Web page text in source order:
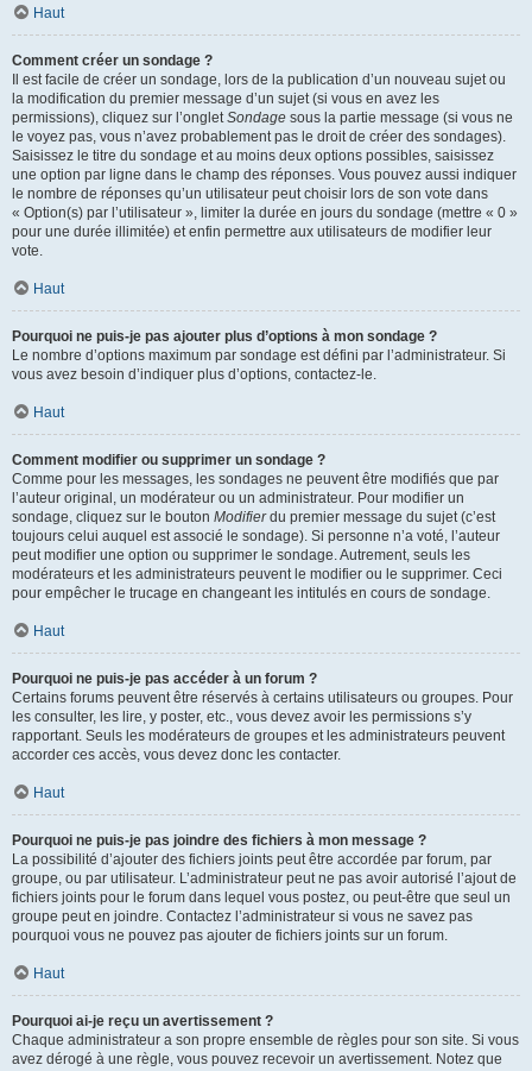
Haut
Comment créer un sondage ?
Il est facile de créer un sondage, lors de la publication d’un nouveau sujet ou
la modification du premier message d’un sujet (si vous en avez les
permissions), cliquez sur l’ongletSondage sous la partie message (si vous ne
le voyez pas, vous n’avez probablement pas le droit de créer des sondages).
Saisissez le titre du sondage et au moins deux options possibles, saisissez
une option par ligne dans le champ des réponses. Vous pouvez aussi indiquer
le nombre de réponses qu’un utilisateur peut choisir lors de son vote dans
« Option(s) par l’utilisateur », limiter la durée en jours du sondage (mettre « 0 »
pour une durée illimitée) et enfin permettre aux utilisateurs de modifier leur
vote.
Haut
Pourquoi ne puis-je pas ajouter plus d’options à mon sondage ?
Le nombre d’options maximum par sondage est défini par l’administrateur. Si
vous avez besoin d’indiquer plus d’options, contactez-le.
Haut
Comment modifier ou supprimer un sondage ?
Comme pour les messages, les sondages ne peuvent être modifiés que par
l’auteur original, un modérateur ou un administrateur. Pour modifier un
sondage, cliquez sur le bouton Modifierdu premier message du sujet (c’est
toujours celui auquel est associé le sondage). Si personne n’a voté, l’auteur
peut modifier une option ou supprimer le sondage. Autrement, seuls les
modérateurs et les administrateurs peuvent le modifier ou le supprimer. Ceci
pour empêcher le trucage en changeant les intitulés en cours de sondage.
Haut
Pourquoi ne puis-je pas accéder à un forum ?
Certains forums peuvent être réservés à certains utilisateurs ou groupes. Pour
les consulter, les lire, y poster, etc., vous devez avoir les permissions s’y
rapportant. Seuls les modérateurs de groupes et les administrateurs peuvent
accorder ces accès, vous devez donc les contacter.
Haut
Pourquoi ne puis-je pas joindre des fichiers à mon message ?
La possibilité d’ajouter des fichiers joints peut être accordée par forum, par
groupe, ou par utilisateur. L’administrateur peut ne pas avoir autorisé l’ajout de
fichiers joints pour le forum dans lequel vous postez, ou peut-être que seul un
groupe peut en joindre. Contactez l’administrateur si vous ne savez pas
pourquoi vous ne pouvez pas ajouter de fichiers joints sur un forum.
Haut
Pourquoi ai-je reçu un avertissement ?
Chaque administrateur a son propre ensemble de règles pour son site. Si vous
avez dérogé à une règle, vous pouvez recevoir un avertissement. Notez que